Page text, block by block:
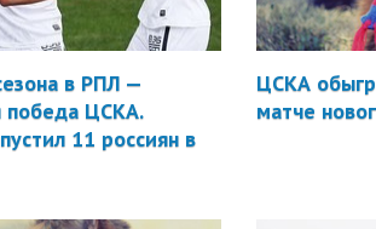
в РПЛ —
победа ЦСКА.
11 россиян в
ЦСКА
матче